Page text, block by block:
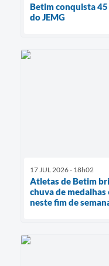
Betim conquista
do JEMG
17 JUL 2026 - 18h02
Atletas de Betim
chuva de medalhas
neste fim de